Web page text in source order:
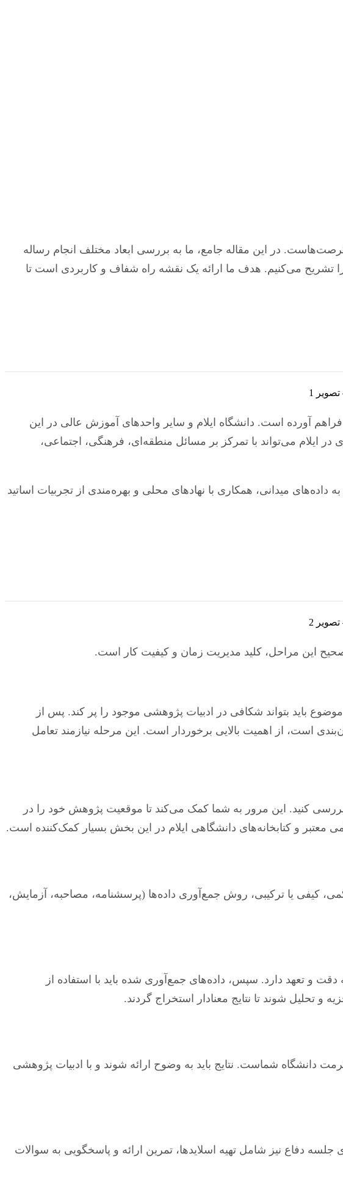
در این مقاله جامع، ما به بررسی ابعاد مختلف انجام رساله
تشریح می‌کنیم. هدف ما ارائه یک نقشه راه شفاف و کاربردی است تا
آورده است. دانشگاه ایلام و سایر واحدهای آموزش عالی در این
می‌تواند با تمرکز بر مسائل منطقه‌ای، فرهنگی، اجتماعی،
میدانی، همکاری با نهادهای محلی و بهره‌مندی از تجربیات اساتید
این مراحل، کلید مدیریت زمان و کیفیت کار است.
باید بتواند شکافی در ادبیات پژوهشی موجود را پر کند. پس از
است، از اهمیت بالایی برخوردار است. این مرحله نیازمند تعامل
کنید. این مرور به شما کمک می‌کند تا موقعیت پژوهش خود را در
معتبر و کتابخانه‌های دانشگاهی ایلام در این بخش بسیار کمک‌کننده است.
کیفی یا ترکیبی، روش جمع‌آوری داده‌ها (پرسشنامه، مصاحبه، آزمایش،
و تعهد دارد. سپس، داده‌های جمع‌آوری شده باید با استفاده از
دانشگاه شماست. نتایج باید به وضوح ارائه شوند و با ادبیات پژوهشی
دفاع نیز شامل تهیه اسلایدها، تمرین ارائه و پاسخگویی به سوالات